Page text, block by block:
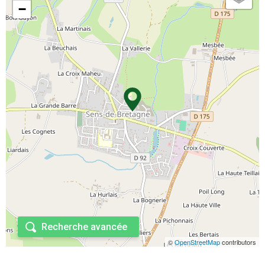
−
©OpenStreetMapcontributors
Recherche avancée